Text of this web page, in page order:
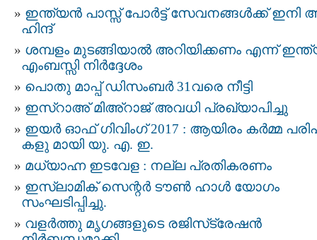
ഇന്ത്യന്‍ പാസ്സ്‌ പോർട്ട് സേവനങ്ങള്‍ക്ക് ഇനി
ഹിന്ദ്
ശമ്പളം മുടങ്ങിയാൽ അറിയിക്കണം എന്ന്
എംബസ്സി നിർദ്ദേശം
പൊതു മാപ്പ് ഡിസംബർ 31വരെ നീട്ടി
ഇസ്‌റാഅ് മിഅ്‌റാജ് അവധി പ്രഖ്യാപിച്ചു
ഇയർ ഓഫ് ഗിവിംഗ് 2017 : ആയിരം കർമ്മ
കളു മായി യു. എ. ഇ.
മധ്യാഹ്ന ഇടവേള : നല്ല പ്രതികരണം
ഇസ്‌ലാമിക് സെന്റർ ടൗൺ ഹാൾ യോഗം
സംഘടിപ്പിച്ചു.
വളർത്തു മൃഗങ്ങളുടെ രജിസ്​ട്രേഷൻ